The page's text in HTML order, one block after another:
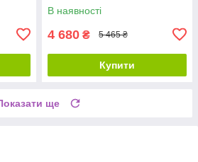
В наявності
4 680 ₴ 5 465 ₴
Купити
ще